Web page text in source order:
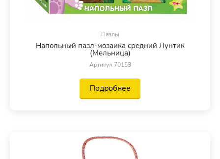
Пазлы
Напольный пазл-мозаика средний Лунтик
(Мельница)
Артикул 70153
Подробнее